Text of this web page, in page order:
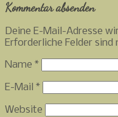
Kommentar absenden
Deine E-Mail-Adresse
Erforderliche Felder sind
Name *
E-Mail *
Website